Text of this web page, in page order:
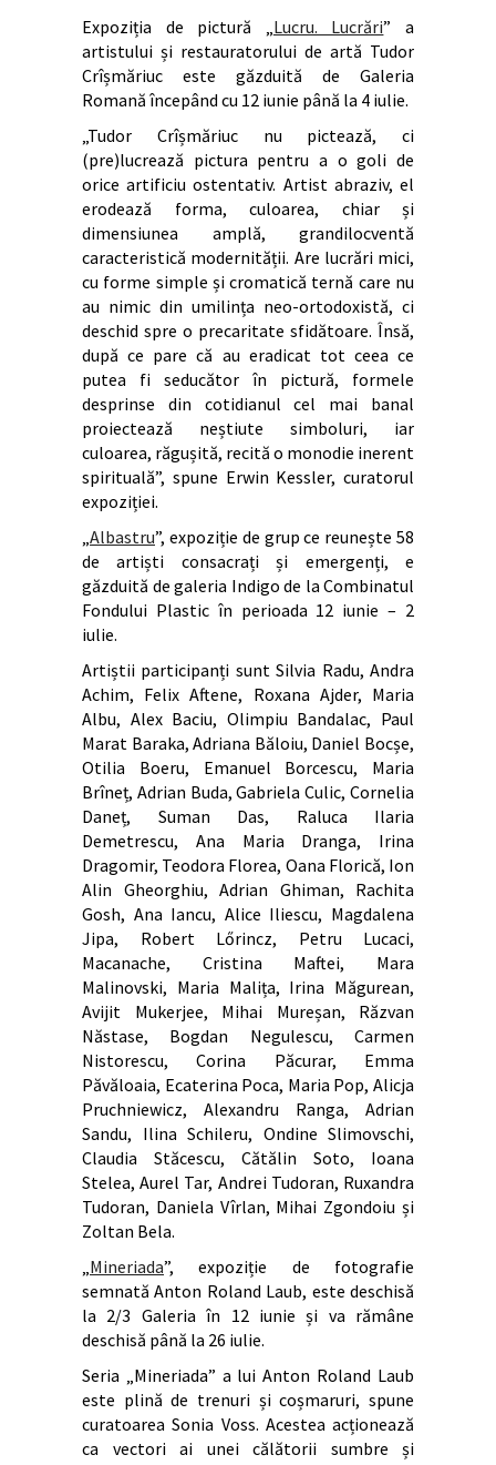
Expoziția de pictură „Lucru. Lucrări” a
artistului și restauratorului de artă Tudor
Crîșmăriuc este găzduită de Galeria
Romană începând cu 12 iunie până la 4 iulie.
„Tudor Crîșmăriuc nu pictează, ci
(pre)lucrează pictura pentru a o goli de
orice artificiu ostentativ. Artist abraziv, el
erodează forma, culoarea, chiar și
dimensiunea amplă, grandilocventă
caracteristică modernității. Are lucrări mici,
cu forme simple și cromatică ternă care nu
au nimic din umilința neo-ortodoxistă, ci
deschid spre o precaritate sfidătoare. Însă,
după ce pare că au eradicat tot ceea ce
putea fi seducător în pictură, formele
desprinse din cotidianul cel mai banal
proiectează neștiute simboluri, iar
culoarea, răgușită, recită o monodie inerent
spirituală”, spune Erwin Kessler, curatorul
expoziției.
„Albastru”, expoziție de grup ce reunește 58
de artiști consacrați și emergenți, e
găzduită de galeria Indigo de la Combinatul
Fondului Plastic în perioada 12 iunie – 2
iulie.
Artiștii participanți sunt Silvia Radu, Andra
Achim, Felix Aftene, Roxana Ajder, Maria
Albu, Alex Baciu, Olimpiu Bandalac, Paul
Marat Baraka, Adriana Băloiu, Daniel Bocșe,
Otilia Boeru, Emanuel Borcescu, Maria
Brîneț, Adrian Buda, Gabriela Culic, Cornelia
Daneț, Suman Das, Raluca Ilaria
Demetrescu, Ana Maria Dranga, Irina
Dragomir, Teodora Florea, Oana Florică, Ion
Alin Gheorghiu, Adrian Ghiman, Rachita
Gosh, Ana Iancu, Alice Iliescu, Magdalena
Jipa, Robert Lőrincz, Petru Lucaci,
Macanache, Cristina Maftei, Mara
Malinovski, Maria Malița, Irina Măgurean,
Avijit Mukerjee, Mihai Mureșan, Răzvan
Năstase, Bogdan Negulescu, Carmen
Nistorescu, Corina Păcurar, Emma
Păvăloaia, Ecaterina Poca, Maria Pop, Alicja
Pruchniewicz, Alexandru Ranga, Adrian
Sandu, Ilina Schileru, Ondine Slimovschi,
Claudia Stăcescu, Cătălin Soto, Ioana
Stelea, Aurel Tar, Andrei Tudoran, Ruxandra
Tudoran, Daniela Vîrlan, Mihai Zgondoiu și
Zoltan Bela.
„Mineriada”, expoziție de fotografie
semnată Anton Roland Laub, este deschisă
la 2/3 Galeria în 12 iunie și va rămâne
deschisă până la 26 iulie.
Seria „Mineriada” a lui Anton Roland Laub
este plină de trenuri și coșmaruri, spune
curatoarea Sonia Voss. Acestea acționează
ca vectori ai unei călătorii sumbre și